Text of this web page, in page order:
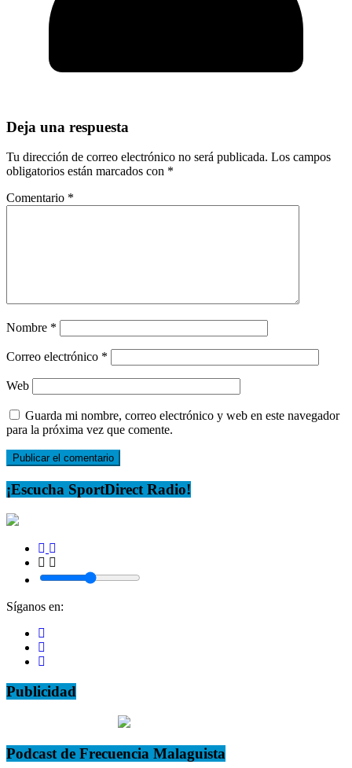
Deja una respuesta
Tu dirección de correo electrónico no será publicada. Los campos
obligatorios están marcados con *
Comentario *
Nombre *
Correo electrónico *
Web
Guarda mi nombre, correo electrónico y web en este navegador
para la próxima vez que comente.
¡Escucha SportDirect Radio!
Síganos en:
Publicidad
Podcast de Frecuencia Malaguista